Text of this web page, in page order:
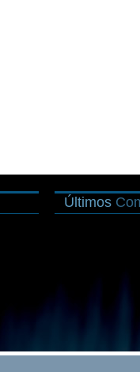
Últimos